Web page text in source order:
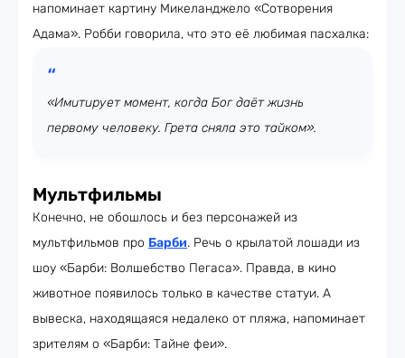
напоминает картину Микеланджело «Сотворения
Адама». Робби говорила, что это её любимая пасхалка:
«Имитирует момент, когда Бог даёт жизнь
первому человеку. Грета сняла это тайком».
Мультфильмы
Конечно, не обошлось и без персонажей из
мультфильмов про Барби. Речь о крылатой лошади из
шоу «Барби: Волшебство Пегаса». Правда, в кино
животное появилось только в качестве статуи. А
вывеска, находящаяся недалеко от пляжа, напоминает
зрителям о «Барби: Тайне феи».